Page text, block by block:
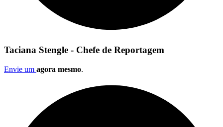
Taciana Stengle - Chefe de Reportagem
Envie um agora mesmo.